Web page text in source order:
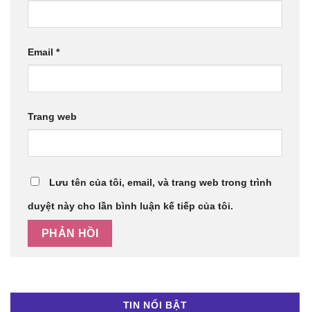
Email *
Trang web
Lưu tên của tôi, email, và trang web trong trình
duyệt này cho lần bình luận kế tiếp của tôi.
TIN NỔI BẬT